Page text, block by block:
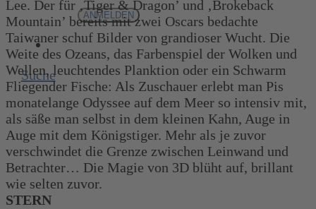
Suche
Lee. Der für ‚Tiger & Dragon’ und ‚Brokeback
Mountain’ bereits mit zwei Oscars bedachte
Taiwaner schuf Bilder von grandioser Wucht. Die
Weite des Ozeans, das Farbenspiel der Wolken und
Wellen, leuchtendes Planktion oder ein Schwarm
Fliegender Fische: Als Zuschauer erlebt man Pis
monatelange Odyssee auf dem Meer so intensiv mit,
als säße man selbst in dem kleinen Kahn, Auge in
Auge mit dem Königstiger. Mehr als je zuvor
verschwindet die Grenze zwischen Leinwand und
Betrachter… Die Magie von 3D blüht auf, brillant
wie selten zuvor.
STERN